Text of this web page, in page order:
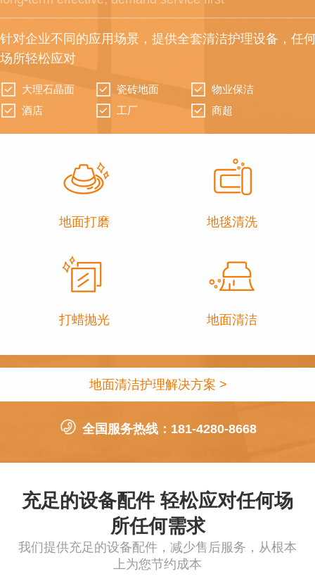
针对企业不同的应用场景，提供全套清洁护理设备，任
场所轻松应对
大理石晶面 瓷砖地面
物业保洁
酒店
工厂 商超
地面打磨 地毯清洗
打蜡抛光 地面清洁
地面清洁护理解决方案 >
全国服务热线：181-4280-8668
充足的设备配件 轻松应对任何场
所任何需求
我们提供充足的设备配件，减少售后服务，从根本
上为您节约成本